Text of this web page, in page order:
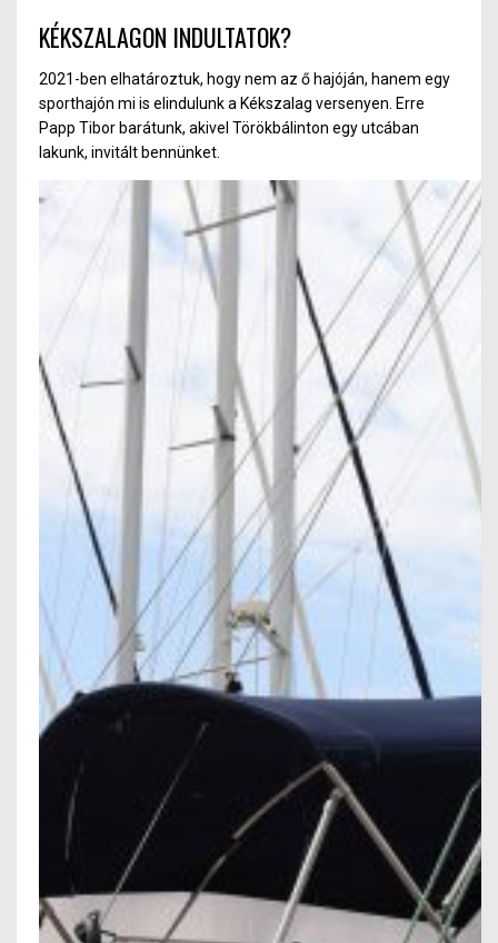
éppen ott fordul vagy áll le a szél, ahol mi
vagyunk.
KÉKSZALAGON INDULTATOK?
2021-ben elhatároztuk, hogy nem az ő hajóján, hanem egy
sporthajón mi is elindulunk a Kékszalag versenyen. Erre
Papp Tibor barátunk, akivel Törökbálinton egy utcában
lakunk, invitált bennünket.